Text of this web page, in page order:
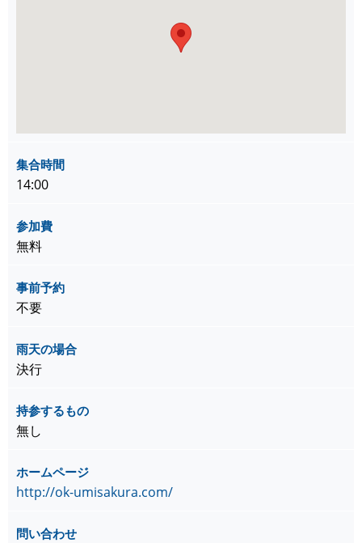
集合時間
14:00
参加費
無料
事前予約
不要
雨天の場合
決行
持参するもの
無し
ホームページ
http://ok-umisakura.com/
問い合わせ